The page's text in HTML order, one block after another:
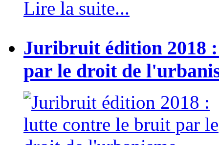
Lire la suite...
Juribruit édition 2018
par le droit de